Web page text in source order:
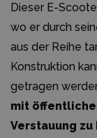
Dieser E-
wo er durch
aus der Reihe
Konstruktion
getragen
mit
Verstauung